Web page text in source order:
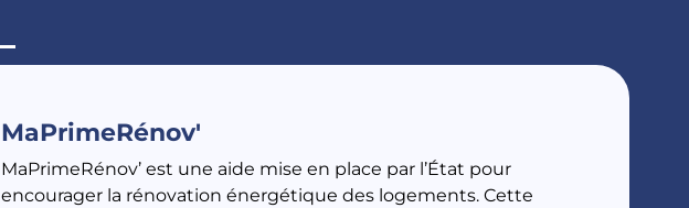
MaPrimeRénov'
MaPrimeRénov’ est une aide mise en place par l’État pour
encourager la rénovation énergétique des logements. Cette